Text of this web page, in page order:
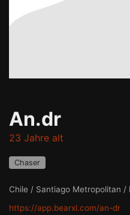
An.dr
23 Jahre alt
Chaser
Chile / Santiago Metropolitan /
https://app.bearxl.com/an-dr